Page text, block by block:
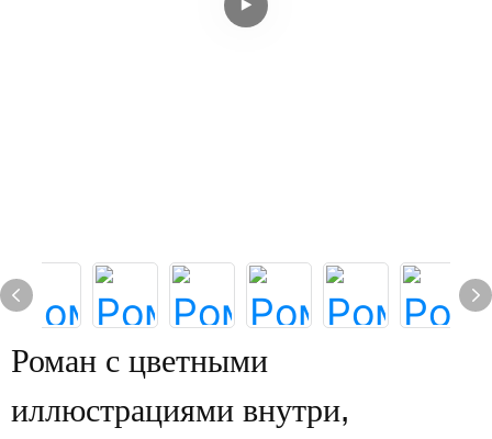
Роман с цветными
иллюстрациями внутри,